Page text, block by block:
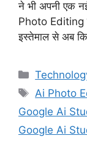
ने भी अपनी एक
Photo Editing
इस्तेमाल से अब
Tags
Ai Photo
Google Ai
Google Ai